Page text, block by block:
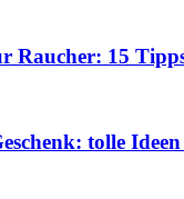
Raucher: 15
tolle